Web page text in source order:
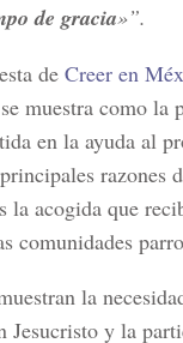
de gracia»”.
de Creer en
muestra como la
en la ayuda al
razones
la acogida que
comunidades
la
Jesucristo y la